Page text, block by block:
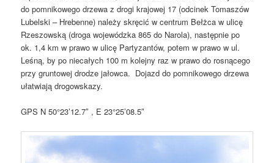
do pomnikowego drzewa z drogi krajowej 17 (odcinek Tomaszów
Lubelski – Hrebenne) należy skręcić w centrum Bełżca w ulicę
Rzeszowską (droga wojewódzka 865 do Narola), następnie po
ok. 1,4 km w prawo w ulicę Partyzantów, potem w prawo w ul.
Leśną, by po niecałych 100 m kolejny raz w prawo do rosnącego
przy gruntowej drodze jałowca. Dojazd do pomnikowego drzewa
ułatwiają drogowskazy.
GPS N 50°23’12.7″ , E 23°25’08.5″